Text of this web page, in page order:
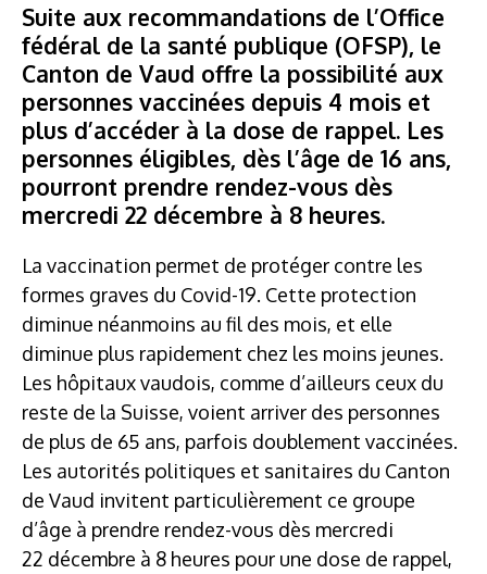
Suite aux recommandations de l’Office
fédéral de la santé publique (OFSP), le
Canton de Vaud offre la possibilité aux
personnes vaccinées depuis 4 mois et
plus d’accéder à la dose de rappel. Les
personnes éligibles, dès l’âge de 16 ans,
pourront prendre rendez-vous dès
mercredi 22 décembre à 8 heures.
La vaccination permet de protéger contre les
formes graves du Covid-19. Cette protection
diminue néanmoins au fil des mois, et elle
diminue plus rapidement chez les moins jeunes.
Les hôpitaux vaudois, comme d’ailleurs ceux du
reste de la Suisse, voient arriver des personnes
de plus de 65 ans, parfois doublement vaccinées.
Les autorités politiques et sanitaires du Canton
de Vaud invitent particulièrement ce groupe
d’âge à prendre rendez-vous dès mercredi
22 décembre à 8 heures pour une dose de rappel,